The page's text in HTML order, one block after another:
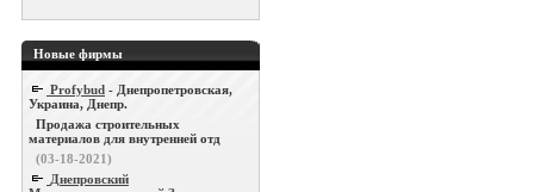
Новые фирмы
Profybud - Днепропетровская,
Украина, Днепр.
Продажа строительных
материалов для внутренней отд
(03-18-2021)
Днепровский